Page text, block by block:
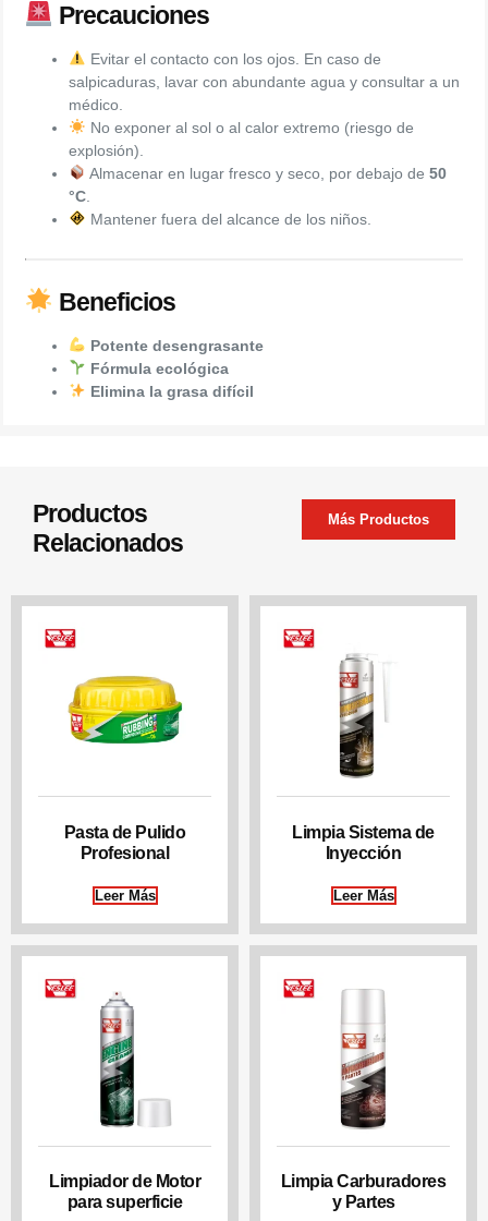
Precauciones
Evitar el contacto con los ojos. En caso de
salpicaduras, lavar con abundante agua y consultar a un
médico.
No exponer al sol o al calor extremo (riesgo de
explosión).
Almacenar en lugar fresco y seco, por debajo de50
°C.
Mantener fuera del alcance de los niños.
Beneficios
Potente desengrasante
Fórmula ecológica
Elimina la grasa difícil
Productos
Relacionados
Más Productos
Pasta de Pulido
Profesional
Leer Más
Limpia Sistema de
Inyección
Leer Más
Limpiador de Motor
para superficie
Limpia Carburadores
y Partes